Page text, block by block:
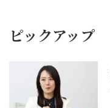
ピックアップ